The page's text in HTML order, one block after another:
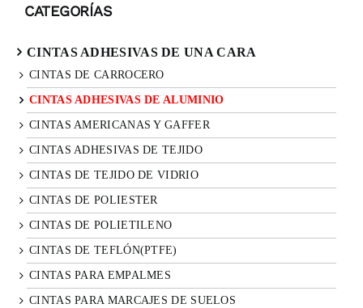
CATEGORÍAS
CINTAS ADHESIVAS DE UNA CARA
CINTAS DE CARROCERO
CINTAS ADHESIVAS DE ALUMINIO
CINTAS AMERICANAS Y GAFFER
CINTAS ADHESIVAS DE TEJIDO
CINTAS DE TEJIDO DE VIDRIO
CINTAS DE POLIESTER
CINTAS DE POLIETILENO
CINTAS DE TEFLÓN(PTFE)
CINTAS PARA EMPALMES
CINTAS PARA MARCAJES DE SUELOS